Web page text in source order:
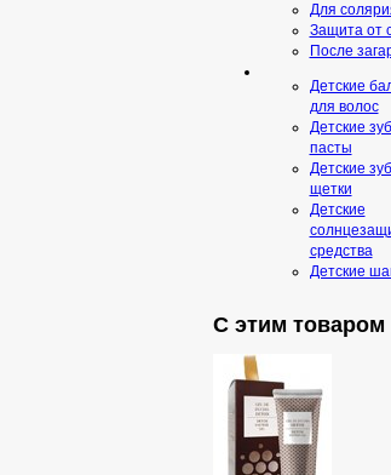
Для
Защита от
После
Детские
для волос
Детские
пасты
Детские
щетки
Детские
средства
Детские
С этим товаром